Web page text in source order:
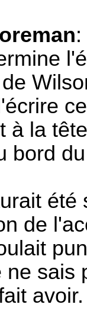
à la
bord
de
ne sais
avoir.